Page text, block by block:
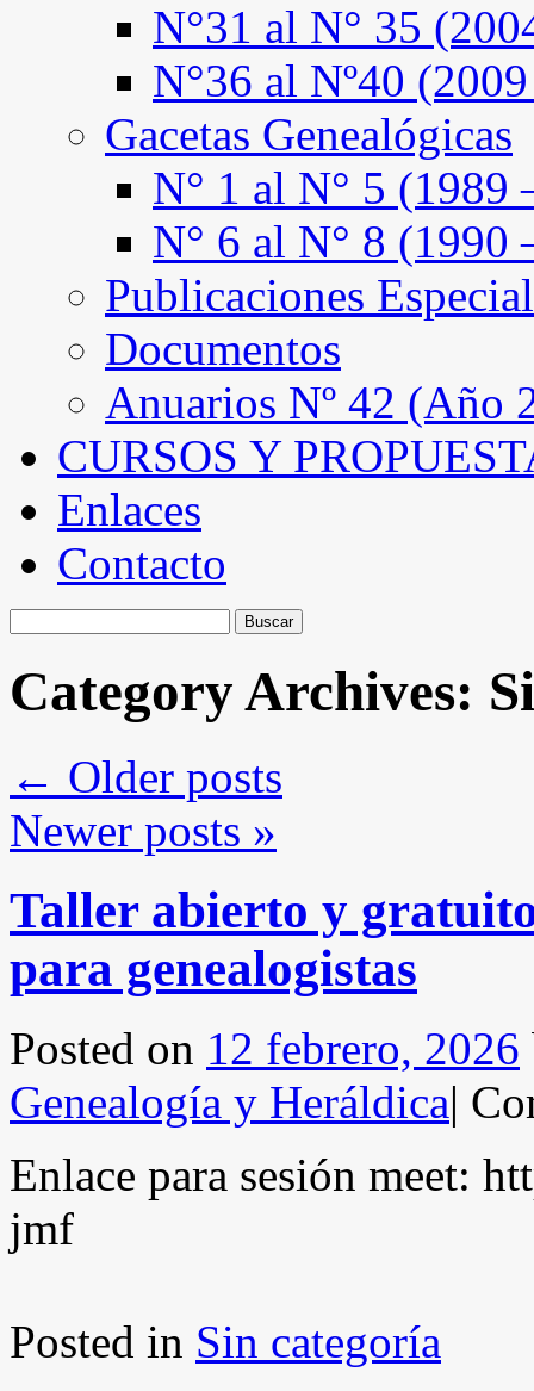
N°31 al N° 35
N°36 al Nº40
Gacetas Genealógicas
N° 1 al N° 5 (1989
N° 6 al N° 8 (1990
Publicaciones
Documentos
Anuarios Nº 42 (Año
CURSOS Y
Enlaces
Contacto
Category Archives:
← Older posts
Newer posts »
Taller abierto y
para genealogistas
Posted on 12 febrero, 2026
Genealogía y Heráldica|
Enlace para sesión meet:
jmf
Posted in Sin categoría